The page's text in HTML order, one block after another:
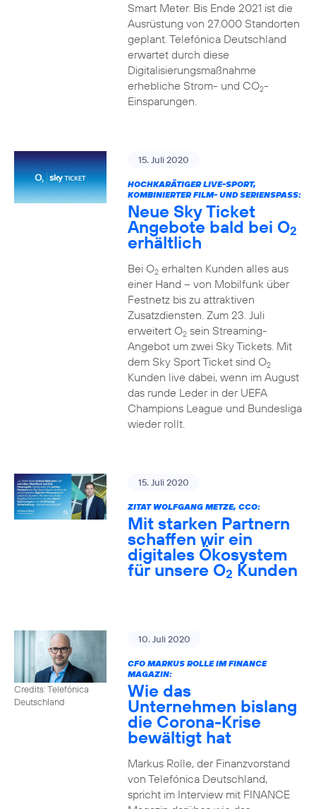
Smart Meter. Bis Ende 2021 ist die
Ausrüstung von 27.000 Standorten
geplant. Telefónica Deutschland
erwartet durch diese
Digitalisierungsmaßnahme
erhebliche Strom- und CO2-
Einsparungen.
15. Juli 2020
HOCHKARÄTIGER LIVE-SPORT,
KOMBINIERTER FILM- UND SERIENSPASS:
Neue Sky Ticket
Angebote bald bei O2
erhältlich
Bei O2erhalten Kunden alles aus
einer Hand – von Mobilfunk über
Festnetz bis zu attraktiven
Zusatzdiensten. Zum 23. Juli
erweitert O2sein Streaming-
Angebot um zwei Sky Tickets. Mit
dem Sky Sport Ticket sind O2
Kunden live dabei, wenn im August
das runde Leder in der UEFA
Champions League und Bundesliga
wieder rollt.
15. Juli 2020
ZITAT WOLFGANG METZE, CCO:
Mit starken Partnern
schaffen wir ein
digitales Ökosystem
für unsere O2 Kunden
Credits: Telefónica
Deutschland
10. Juli 2020
CFO MARKUS ROLLE IM FINANCE
MAGAZIN:
Wie das
Unternehmen bislang
die Corona-Krise
bewältigt hat
Markus Rolle, der Finanzvorstand
von Telefónica Deutschland,
spricht im Interview mit FINANCE